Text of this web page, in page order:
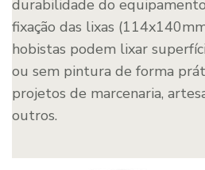
durabilidade do
fixação das lixas
hobistas podem lixar
ou sem pintura de forma
projetos de marcenaria,
outros.